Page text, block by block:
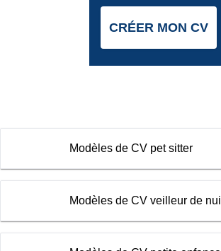
CRÉER MON CV
Modèles de CV pet sitter
Modèles de CV veilleur de